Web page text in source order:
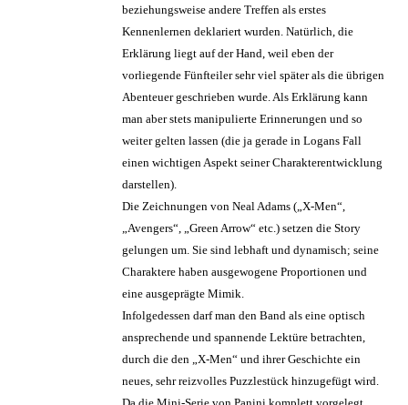
beziehungsweise andere Treffen als erstes
Kennenlernen deklariert wurden. Natürlich, die
Erklärung liegt auf der Hand, weil eben der
vorliegende Fünfteiler sehr viel später als die übrigen
Abenteuer geschrieben wurde. Als Erklärung kann
man aber stets manipulierte Erinnerungen und so
weiter gelten lassen (die ja gerade in Logans Fall
einen wichtigen Aspekt seiner Charakterentwicklung
darstellen).
Die Zeichnungen von Neal Adams („X-Men“,
„Avengers“, „Green Arrow“ etc.) setzen die Story
gelungen um. Sie sind lebhaft und dynamisch; seine
Charaktere haben ausgewogene Proportionen und
eine ausgeprägte Mimik.
Infolgedessen darf man den Band als eine optisch
ansprechende und spannende Lektüre betrachten,
durch die den „X-Men“ und ihrer Geschichte ein
neues, sehr reizvolles Puzzlestück hinzugefügt wird.